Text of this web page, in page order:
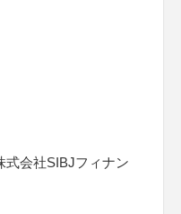
式会社SIBJフィナン